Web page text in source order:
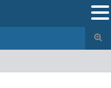
el